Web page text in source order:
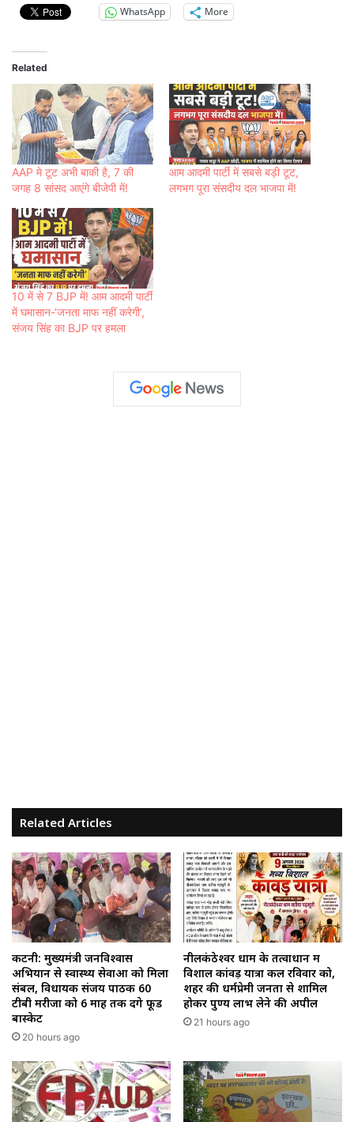
WhatsApp
More
Related
AAP मे टूट अभी बाकी है, 7 की
जगह 8 सांसद आएंगे बीजेपी में!
आम आदमी पार्टी में सबसे बड़ी टूट,
लगभग पूरा संसदीय दल भाजपा में!
10 में से 7 BJP में! आम आदमी पार्टी
में घमासान-‘जनता माफ नहीं करेगी’,
संजय सिंह का BJP पर हमला
Related Articles
कटनी: मुख्यमंत्री जनविश्वास
अभियान से स्वास्थ्य सेवाओं को मिला
संबल, विधायक संजय पाठक 60
टीबी मरीजों को 6 माह तक देंगे फूड
बास्केट
20 hours ago
नीलकंठेश्वर धाम के तत्वाधान में
विशाल कांवड़ यात्रा कल रविवार को,
शहर की धर्मप्रेमी जनता से शामिल
होकर पुण्य लाभ लेने की अपील
21 hours ago